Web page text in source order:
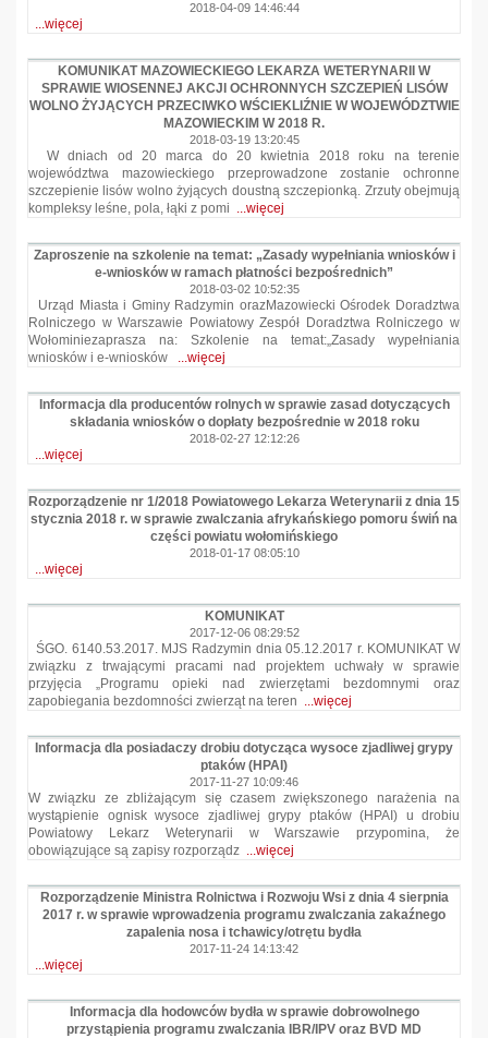
2018-04-09 14:46:44
...więcej
KOMUNIKAT MAZOWIECKIEGO LEKARZA WETERYNARII W
SPRAWIE WIOSENNEJ AKCJI OCHRONNYCH SZCZEPIEŃ LISÓW
WOLNO ŻYJĄCYCH PRZECIWKO WŚCIEKLIŹNIE W WOJEWÓDZTWIE
MAZOWIECKIM W 2018 R.
2018-03-19 13:20:45
W dniach od 20 marca do 20 kwietnia 2018 roku na terenie
województwa mazowieckiego przeprowadzone zostanie ochronne
szczepienie lisów wolno żyjących doustną szczepionką. Zrzuty obejmują
kompleksy leśne, pola, łąki z pomi ...więcej
Zaproszenie na szkolenie na temat: „Zasady wypełniania wniosków i
e-wniosków w ramach płatności bezpośrednich”
2018-03-02 10:52:35
Urząd Miasta i Gminy Radzymin orazMazowiecki Ośrodek Doradztwa
Rolniczego w Warszawie Powiatowy Zespół Doradztwa Rolniczego w
Wołominiezaprasza na: Szkolenie na temat:„Zasady wypełniania
wniosków i e-wniosków ...więcej
Informacja dla producentów rolnych w sprawie zasad dotyczących
składania wniosków o dopłaty bezpośrednie w 2018 roku
2018-02-27 12:12:26
...więcej
Rozporządzenie nr 1/2018 Powiatowego Lekarza Weterynarii z dnia 15
stycznia 2018 r. w sprawie zwalczania afrykańskiego pomoru świń na
części powiatu wołomińskiego
2018-01-17 08:05:10
...więcej
KOMUNIKAT
2017-12-06 08:29:52
ŚGO. 6140.53.2017. MJS Radzymin dnia 05.12.2017 r. KOMUNIKAT W
związku z trwającymi pracami nad projektem uchwały w sprawie
przyjęcia „Programu opieki nad zwierzętami bezdomnymi oraz
zapobiegania bezdomności zwierząt na teren ...więcej
Informacja dla posiadaczy drobiu dotycząca wysoce zjadliwej grypy
ptaków (HPAI)
2017-11-27 10:09:46
W związku ze zbliżającym się czasem zwiększonego narażenia na
wystąpienie ognisk wysoce zjadliwej grypy ptaków (HPAI) u drobiu
Powiatowy Lekarz Weterynarii w Warszawie przypomina, że
obowiązujące są zapisy rozporządz ...więcej
Rozporządzenie Ministra Rolnictwa i Rozwoju Wsi z dnia 4 sierpnia
2017 r. w sprawie wprowadzenia programu zwalczania zakaźnego
zapalenia nosa i tchawicy/otrętu bydła
2017-11-24 14:13:42
...więcej
Informacja dla hodowców bydła w sprawie dobrowolnego
przystąpienia programu zwalczania IBR/IPV oraz BVD MD